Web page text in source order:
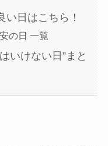
い日はこちら！
の日 一覧
いけない日”まと